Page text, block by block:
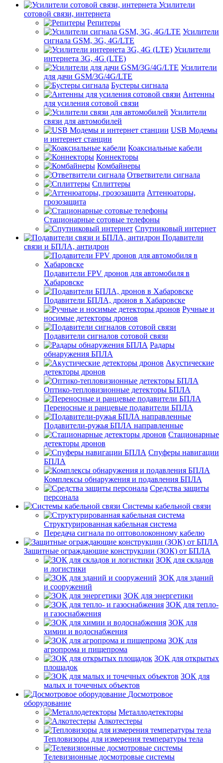
Усилители
сотовой связи, интернета
Репитеры
Усилители
сигнала GSM, 3G, 4G/LTE
Усилители
интернета 3G, 4G (LTE)
Усилители
для дачи GSM/3G/4G/LTE
Бустеры сигнала
Антенны
для усиления сотовой связи
Усилители
связи для автомобилей
USB Модемы
и интернет станции
Коаксиальные кабели
Коннекторы
Комбайнеры
Ответвители сигнала
Сплиттеры
Аттенюаторы,
грозозащита
Стационарные сотовые телефоны
Спутниковый интернет
Подавители
связи и БПЛА, антидрон
Подавители FPV дронов для автомобиля в
Хабаровске
Подавители БПЛА, дронов в Хабаровске
Ручные и
носимые детекторы дронов
Подавители сигналов сотовой связи
Радары
обнаружения БПЛА
Акустические
детекторы дронов
Оптико-тепловизионные детекторы БПЛА
Переносные и ранцевые подавители БПЛА
Подавители-ружья БПЛА направленные
Стационарные
детекторы дронов
Спуферы навигации
БПЛА
Комплексы обнаружения и подавления БПЛА
Средства защиты
персонала
Системы кабельной связи
Структурированная кабельная система
Передача сигнала по оптоволоконному кабелю
Защитные ограждающие конструкции (ЗОК) от БПЛА
ЗОК для складов
и логистики
ЗОК для зданий
и сооружений
ЗОК для энергетики
ЗОК для тепло-
и газоснабжения
ЗОК для
химии и водоснабжения
ЗОК для
агропрома и пищепрома
ЗОК для открытых
площадок
ЗОК для
малых и точечных объектов
Досмотровое
оборудование
Металлодетекторы
Алкотестеры
Тепловизоры для измерения температуры тела
Телевизионные досмотровые системы